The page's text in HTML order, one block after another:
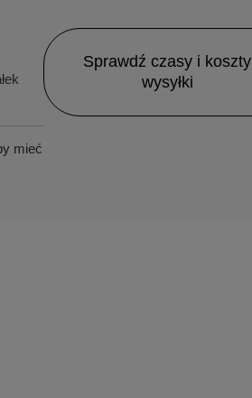
mieć
Sprawdź czasy i koszty
wysyłki